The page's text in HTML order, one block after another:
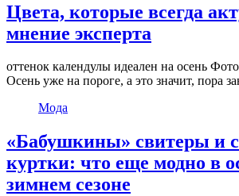
Цвета, которые всегда
мнение эксперта
оттенок календулы идеален на осень
Осень уже на пороге, а это значит, пора
Мода
«Бабушкины» свитеры и
куртки: что еще модно в
зимнем сезоне